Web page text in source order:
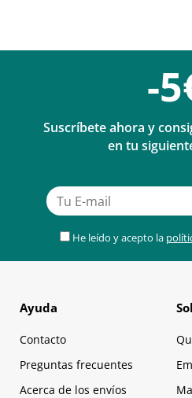
-
Suscríbete ahora y
en tu
He leído y acepto la
Ayuda
Contacto
Preguntas frecuentes
Acerca de los envíos